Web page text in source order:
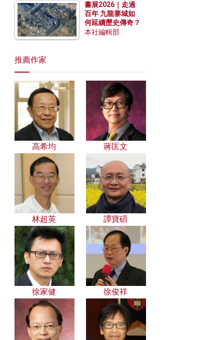
書展2026｜走過
百年 九龍寨城如
何延續歷史傳奇？
本社編輯部
推薦作家
高希均 蔣匡文
林超英 譚寶碩
徐家健 徐俊祥